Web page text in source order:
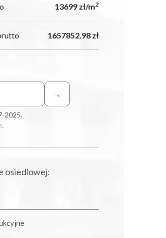
13699 zł/m2
1657852.98 zł
→
2025.
.
osiedlowej: